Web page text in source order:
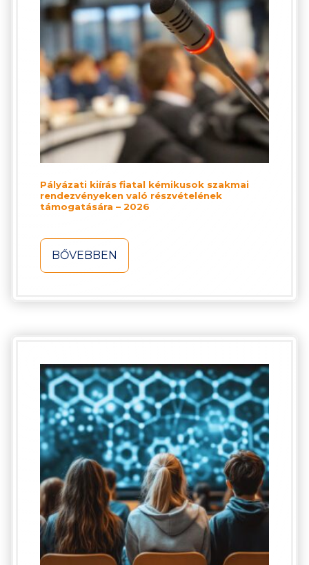
Pályázati kiírás fiatal kémikusok szakmai
rendezvényeken való részvételének
támogatására – 2026
BŐVEBBEN